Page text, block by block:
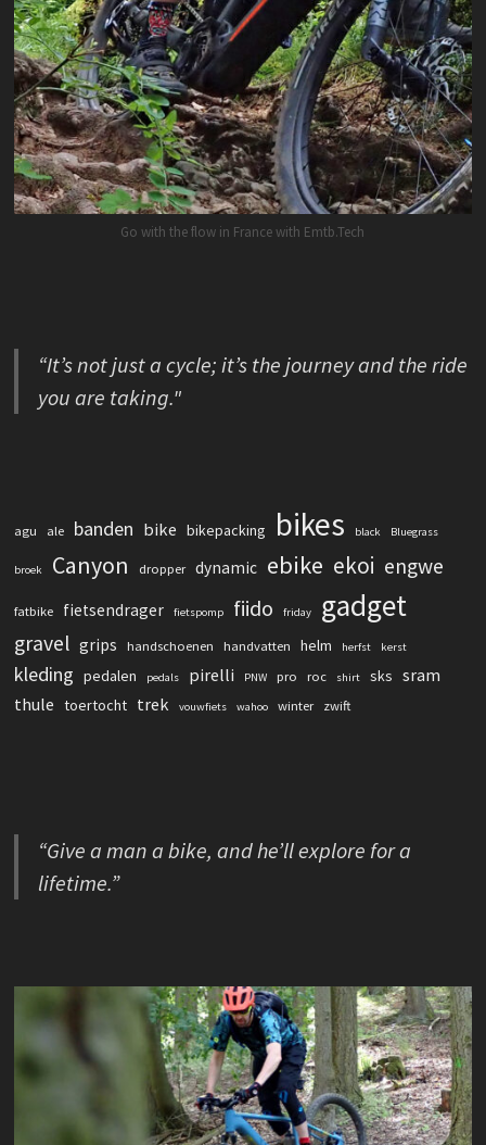
Go with the flow in France with Emtb.Tech
“It’s not just a cycle; it’s the journey and the ride
you are taking."
agu ale banden bike bikepacking bikes black Bluegrass
broek Canyon dropper dynamic ebike ekoi engwe
fatbike fietsendrager fietspomp fiido friday gadget
gravel grips handschoenen handvatten helm herfst kerst
kleding pedalen pedals pirelli PNW pro roc shirt sks sram
thule toertocht trek vouwfiets wahoo winter zwift
“Give a man a bike, and he’ll explore for a
lifetime.”